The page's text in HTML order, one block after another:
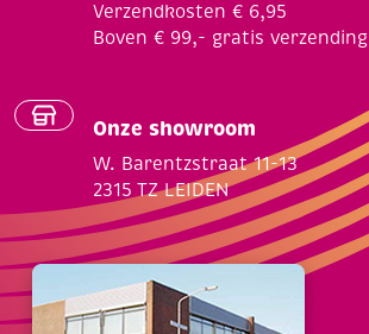
Verzendkosten € 6,95
Boven € 99,- gratis verzending
Onze showroom
W. Barentzstraat 11-13
2315 TZ LEIDEN